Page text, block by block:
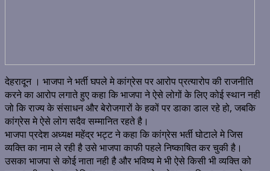
देहरादून । भाजपा ने भर्ती घपले मे कांग्रेस पर आरोप प्रत्यारोप की राजनीति
करने का आरोप लगाते हुए कहा कि भाजपा ने ऐसे लोगों के लिए कोई स्थान नही
जो कि राज्य के संसाधन और बेरोजगारों के हकों पर डाका डाल रहे हो, जबकि
कांग्रेस मे ऐसे लोग सदैव सम्मानित रहते है।
भाजपा प्रदेश अध्यक्ष महेंद्र भट्ट ने कहा कि कांग्रेस भर्ती घोटाले मे जिस
व्यक्ति का नाम ले रही है उसे भाजपा काफी पहले निष्काषित कर चुकी है।
उसका भाजपा से कोई नाता नही है और भविष्य मे भी ऐसे किसी भी व्यक्ति को